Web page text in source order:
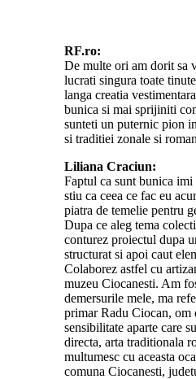
RF.ro:
De multe ori am dorit sa
lucrati singura toate
langa creatia
bunica si mai sprijiniti
sunteti un puternic pion
si traditiei zonale si
Liliana Craciun:
Faptul ca sunt bunica
stiu ca ceea ce fac eu
piatra de temelie pentru
Dupa ce aleg tema
conturez proiectul dupa
structurat si apoi caut
Colaborez astfel cu
muzeu Ciocanesti. Am
demersurile mele, ma
primar Radu Ciocan, om
sensibilitate aparte care
directa, arta traditionala
multumesc cu aceasta
comuna Ciocanesti,